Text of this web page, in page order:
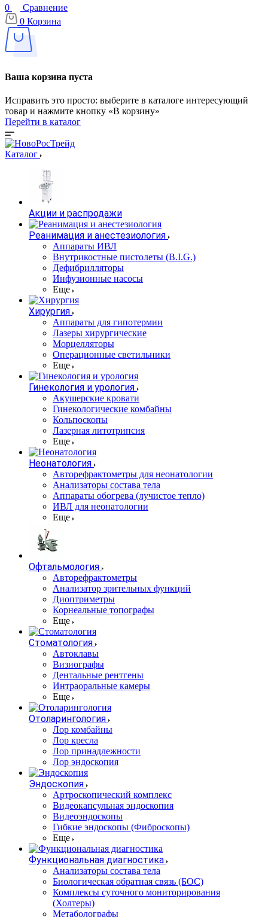
0
Сравнение
0 Корзина
Ваша корзина пуста
Исправить это просто: выберите в каталоге интересующий
товар и нажмите кнопку «В корзину»
Перейти в каталог
Каталог
Акции и распродажи
Реанимация и анестезиология
Аппараты ИВЛ
Внутрикостные пистолеты (B.I.G.)
Дефибрилляторы
Инфузионные насосы
Еще
Хирургия
Аппараты для гипотермии
Лазеры хирургические
Морцелляторы
Операционные светильники
Еще
Гинекология и урология
Акушерские кровати
Гинекологические комбайны
Кольпоскопы
Лазерная литотрипсия
Еще
Неонатология
Авторефрактометры для неонатологии
Анализаторы состава тела
Аппараты обогрева (лучистое тепло)
ИВЛ для неонатологии
Еще
Офтальмология
Авторефрактометры
Анализатор зрительных функций
Диоптриметры
Корнеальные топографы
Еще
Стоматология
Автоклавы
Визиографы
Дентальные рентгены
Интраоральные камеры
Еще
Отоларингология
Лор комбайны
Лор кресла
Лор принадлежности
Лор эндоскопия
Эндоскопия
Артроскопический комплекс
Видеокапсульная эндоскопия
Видеоэндоскопы
Гибкие эндоскопы (Фиброcкопы)
Еще
Функциональная диагностика
Анализаторы состава тела
Биологическая обратная связь (БОС)
Комплексы суточного мониторирования
(Холтеры)
Метаболографы